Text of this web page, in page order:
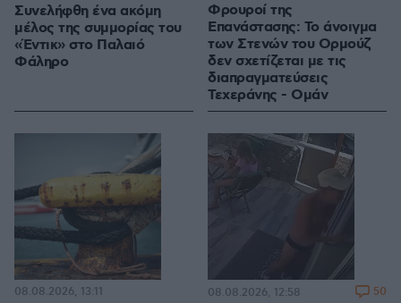
Συνελήφθη ένα ακόμη
μέλος της συμμορίας του
«Έντικ» στο Παλαιό
Φάληρο
Φρουροί της
Επανάστασης: Το άνοιγμα
των Στενών του Ορμούζ
δεν σχετίζεται με τις
διαπραγματεύσεις
Τεχεράνης - Ομάν
08.08.2026, 13:11 08.08.2026, 12:58 50